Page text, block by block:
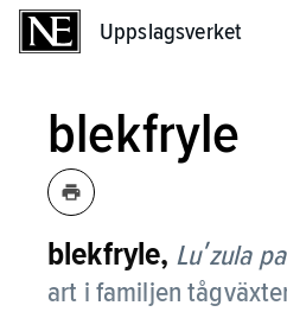
Uppslagsverket
blekfryle
blekfryle, Luʹzula
art i familjen